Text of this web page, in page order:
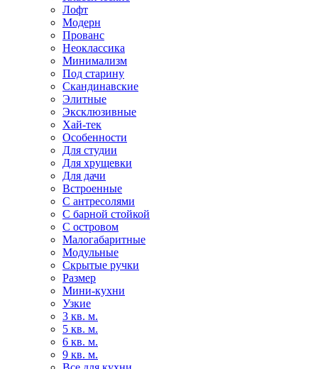
Лофт
Модерн
Прованс
Неоклассика
Минимализм
Под старину
Скандинавские
Элитные
Эксклюзивные
Хай-тек
Особенности
Для студии
Для хрущевки
Для дачи
Встроенные
С антресолями
С барной стойкой
С островом
Малогабаритные
Модульные
Скрытые ручки
Размер
Мини-кухни
Узкие
3 кв. м.
5 кв. м.
6 кв. м.
9 кв. м.